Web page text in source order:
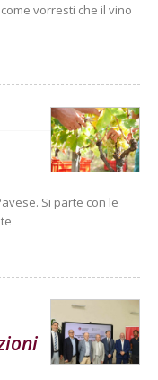
vorresti che il vino
Si parte con le